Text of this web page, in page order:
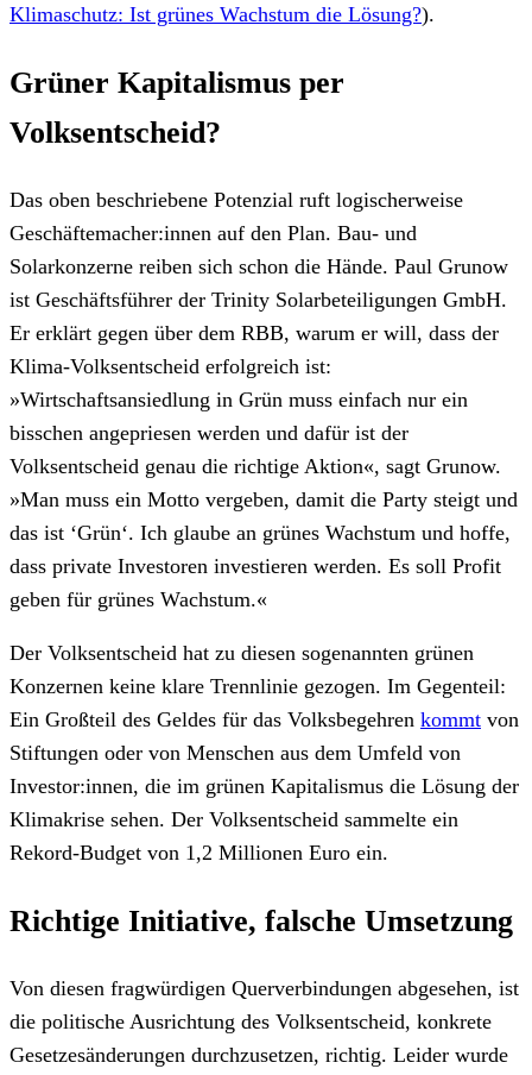
Klimaschutz: Ist grünes Wachstum die Lösung?).
Grüner Kapitalismus per
Volksentscheid?
Das oben beschriebene Potenzial ruft logischerweise
Geschäftemacher:innen auf den Plan. Bau- und
Solarkonzerne reiben sich schon die Hände. Paul Grunow
ist Geschäftsführer der Trinity Solarbeteiligungen GmbH.
Er erklärt gegen über dem RBB, warum er will, dass der
Klima-Volksentscheid erfolgreich ist:
»Wirtschaftsansiedlung in Grün muss einfach nur ein
bisschen angepriesen werden und dafür ist der
Volksentscheid genau die richtige Aktion«, sagt Grunow.
»Man muss ein Motto vergeben, damit die Party steigt und
das ist ‘Grün‘. Ich glaube an grünes Wachstum und hoffe,
dass private Investoren investieren werden. Es soll Profit
geben für grünes Wachstum.«
Der Volksentscheid hat zu diesen sogenannten grünen
Konzernen keine klare Trennlinie gezogen. Im Gegenteil:
Ein Großteil des Geldes für das Volksbegehren kommt von
Stiftungen oder von Menschen aus dem Umfeld von
Investor:innen, die im grünen Kapitalismus die Lösung der
Klimakrise sehen. Der Volksentscheid sammelte ein
Rekord-Budget von 1,2 Millionen Euro ein.
Richtige Initiative, falsche Umsetzung
Von diesen fragwürdigen Querverbindungen abgesehen, ist
die politische Ausrichtung des Volksentscheid, konkrete
Gesetzesänderungen durchzusetzen, richtig. Leider wurde